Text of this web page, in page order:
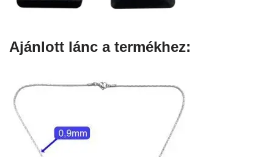
Ajánlott lánc a termékhez: